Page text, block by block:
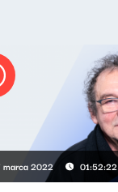
marca 2022 01:52:22